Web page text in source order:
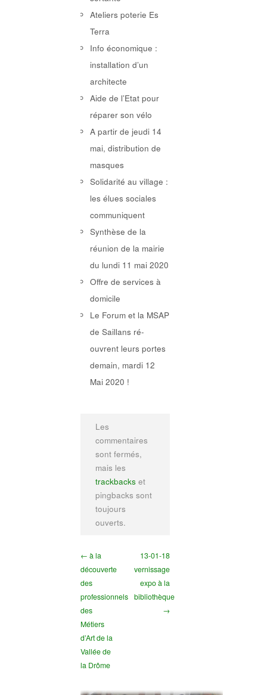
Ateliers poterie Es
Terra
Info économique :
installation d’un
architecte
Aide de l’Etat pour
réparer son vélo
A partir de jeudi 14
mai, distribution de
masques
Solidarité au village :
les élues sociales
communiquent
Synthèse de la
réunion de la mairie
du lundi 11 mai 2020
Offre de services à
domicile
Le Forum et la MSAP
de Saillans ré-
ouvrent leurs portes
demain, mardi 12
Mai 2020 !
Les
commentaires
sont fermés,
mais les
trackbacks et
pingbacks sont
toujours
ouverts.
← à la
découverte
des
professionnels
des
Métiers
d’Art de la
Vallée de
la Drôme
13-01-18
vernissage
expo à la
bibliothèque
→